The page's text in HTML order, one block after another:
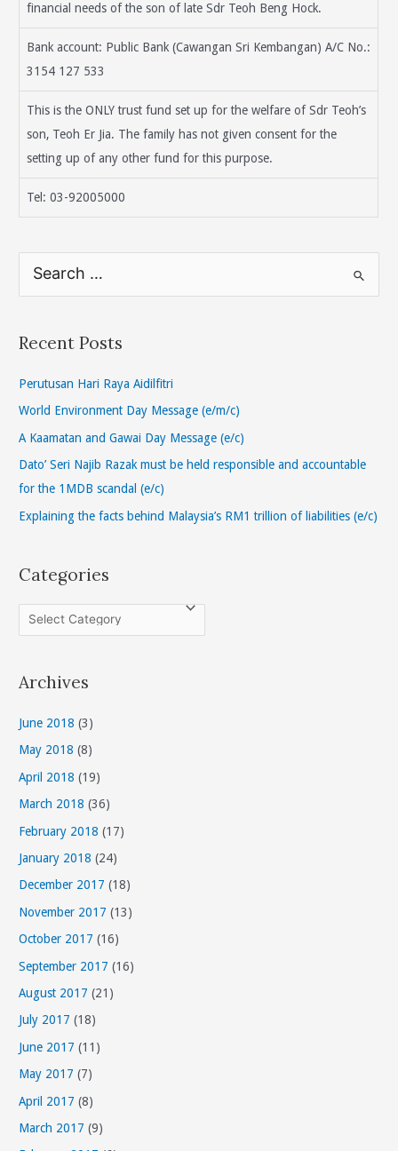
financial needs of the son of late Sdr Teoh Beng Hock.
Bank account: Public Bank (Cawangan Sri Kembangan) A/C No.:
3154 127 533
This is the ONLY trust fund set up for the welfare of Sdr Teoh’s
son, Teoh Er Jia. The family has not given consent for the
setting up of any other fund for this purpose.
Tel: 03-92005000
r
h
f
o
Recent Posts
Perutusan Hari Raya Aidilfitri
World Environment Day Message (e/m/c)
A Kaamatan and Gawai Day Message (e/c)
Dato’ Seri Najib Razak must be held responsible and accountable
for the 1MDB scandal (e/c)
Explaining the facts behind Malaysia’s RM1 trillion of liabilities (e/c)
Categories
a
e
o
r
i
e
s
Archives
June 2018 (3)
May 2018 (8)
April 2018 (19)
March 2018 (36)
February 2018 (17)
January 2018 (24)
December 2017 (18)
November 2017 (13)
October 2017 (16)
September 2017 (16)
August 2017 (21)
July 2017 (18)
June 2017 (11)
May 2017 (7)
April 2017 (8)
March 2017 (9)